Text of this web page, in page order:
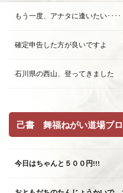
もう一度、アナタに逢いたい････
確定申告した方が良いですよ
石川県の西山、登ってきました
己書 舞福ねがい道場ブ
今日はちゃんと５００円!!!